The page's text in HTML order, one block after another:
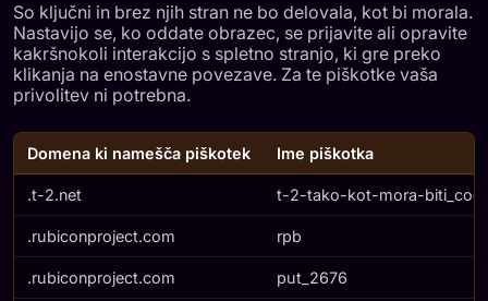
PONUDBA
ZA NAJEM
GAMING
SCENA
So ključni in brez njih stran ne bo delovala, kot bi morala.
Nastavijo se, ko oddate obrazec, se prijavite ali opravite
kakršnokoli interakcijo s spletno stranjo, ki gre preko
klikanja na enostavne povezave. Za te piškotke vaša
privolitev ni potrebna.
Domena ki namešča piškotek Ime piškotka
.t-2.net t-2-tako-kot-mora-
.rubiconproject.com rpb
.rubiconproject.com put_2676